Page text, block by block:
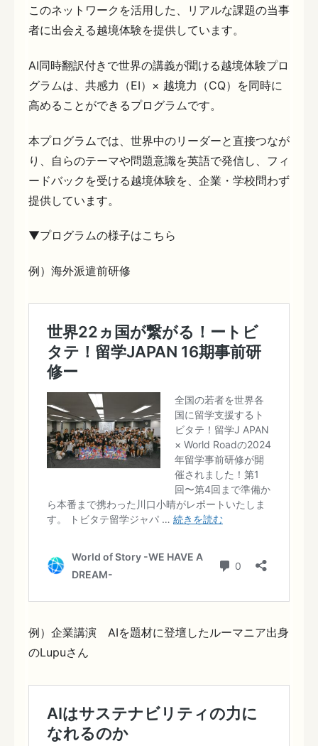
このネットワークを活用した、リアルな課題の当事
者に出会える越境体験を提供しています。
AI同時翻訳付きで世界の講義が聞ける越境体験プロ
グラムは、共感力（EI）× 越境力（CQ）を同時に
高めることができるプログラムです。
本プログラムでは、世界中のリーダーと直接つなが
り、自らのテーマや問題意識を英語で発信し、フィ
ードバックを受ける越境体験を、企業・学校問わず
提供しています。
▼プログラムの様子はこちら
例）海外派遣前研修
例）企業講演 AIを題材に登壇したルーマニア出身
のLupuさん